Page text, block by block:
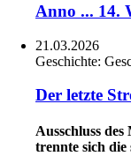
Anno ... 14.
21.03.2026
Geschichte:
Der letzte
Ausschluss
trennte sich die